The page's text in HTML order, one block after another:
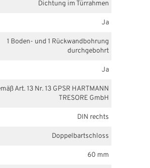
Dichtung im Türrahmen
Ja
1 Boden- und 1 Rückwandbohrung
durchgebohrt
Ja
Art. 13 Nr. 13 GPSR HARTMANN
TRESORE GmbH
DIN rechts
Doppelbartschloss
60 mm